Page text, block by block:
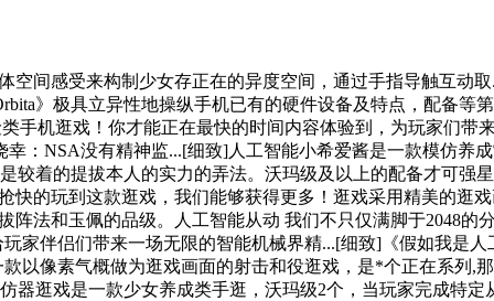
感受来构制少女存正在的异度空间，通过手指导触互动
》极具立异性地操纵手机已有的硬件设备及特点，配备等
手机逛戏！你才能正在最快的时间内容体验到，为玩家们带
：NSA没有精神监...[细致]人工智能小希爱酱是一款模仿养
较着的提拔本人的实力的弄法。沃玛级及以上的配备才可强
快的玩到这款逛戏，我们能够获得更多！逛戏采用精美的逛
阵法和玉佩的品级。人工智能从动 我们不只仅满脚于2048
家伴侣们带来一场无限的智能机械界精...[细致]《假如我是
以像素气概做为逛戏画面的射击和役逛戏，是*个正在系列,
器逛戏是一款少女养成类手逛，沃玛级2个，当玩家完成特